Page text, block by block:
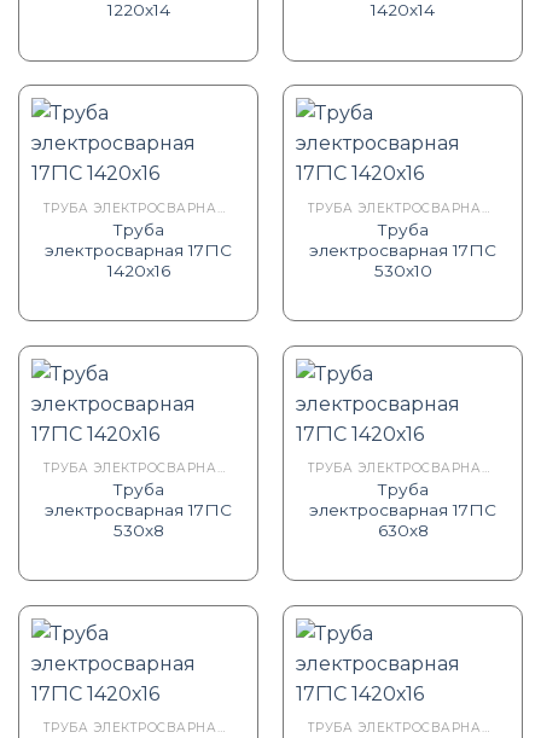
1220х14
1420х14
ТРУБА ЭЛЕКТРОСВАРНАЯ ГОСТ 20295-85 17Г1С ТУ
Труба
электросварная 17Г1С
1420х16
ТРУБА ЭЛЕКТРОСВАРНАЯ ГОСТ 20295-85 17Г1С ТУ
Труба
электросварная 17Г1С
530х10
ТРУБА ЭЛЕКТРОСВАРНАЯ ГОСТ 20295-85 17Г1С ТУ
Труба
электросварная 17Г1С
530х8
ТРУБА ЭЛЕКТРОСВАРНАЯ ГОСТ 20295-85 17Г1С ТУ
Труба
электросварная 17Г1С
630х8
ТРУБА ЭЛЕКТРОСВАРНАЯ ГОСТ 20295-85 17Г1С ТУ ТРУБА ЭЛЕКТРОСВАРНАЯ ГОСТ 20295-85 17Г1С ТУ